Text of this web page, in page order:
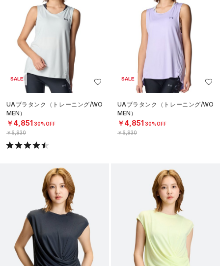
SALE
UAブラタンク（トレーニング/WO
MEN）
￥4,851 30%OFF
￥6,930
SALE
UAブラタンク（トレーニング/WO
MEN）
￥4,851 30%OFF
￥6,930